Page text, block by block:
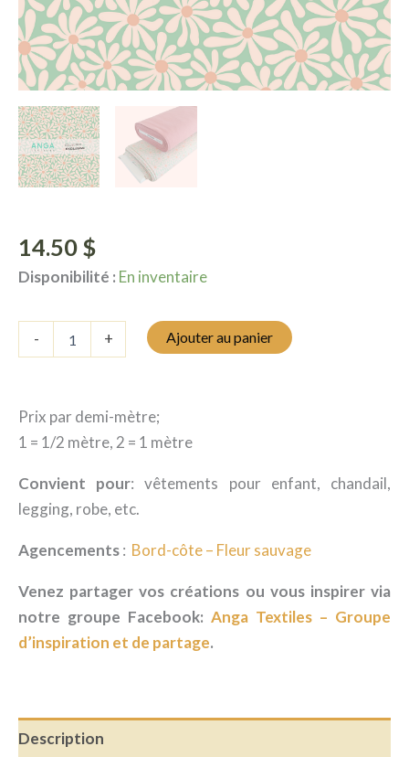
14.50 $
Disponibilité : En inventaire
-
de
marguerite
+ Ajouter au panier
Prix par demi-mètre;
1 = 1/2 mètre, 2 = 1 mètre
Convient pour: vêtements pour enfant, chandail,
legging, robe, etc.
Agencements: Bord-côte – Fleur sauvage
Venez partager vos créations ou vous inspirer via
notre groupe Facebook: Anga Textiles – Groupe
d’inspiration et de partage.
Description